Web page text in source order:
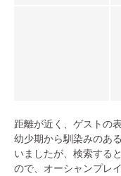
距離が近く、ゲストの
幼少期から馴染みのあ
いましたが、検索する
ので、オーシャンプレ